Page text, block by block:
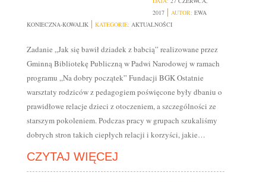
2017
AUTOR: EWA
KONIECZNA-KOWALIK
KATEGORIE: AKTUALNOŚCI
Zadanie „Jak się bawił dziadek z babcią” realizowane przez
Gminną Bibliotekę Publiczną w Padwi Narodowej w ramach
programu „Na dobry początek” Fundacji BGK Ostatnie
warsztaty rodziców z pedagogiem poświęcone były dbaniu o
prawidłowe relacje dzieci z otoczeniem, a szczególności ze
starszym pokoleniem. Podczas pracy w grupach szukaliśmy
dobrych stron takich ciepłych relacji i korzyści, jakie…
CZYTAJ WIĘCEJ